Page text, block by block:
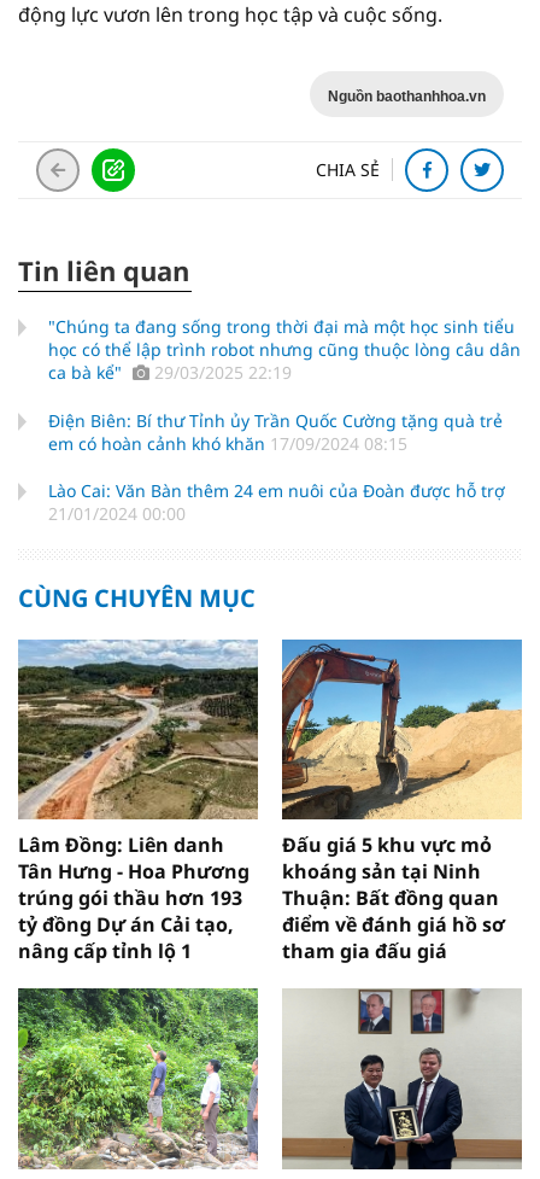
động lực vươn lên trong học tập và cuộc sống.
Nguồn baothanhhoa.vn
CHIA SẺ
Tin liên quan
"Chúng ta đang sống trong thời đại mà một học sinh tiểu
học có thể lập trình robot nhưng cũng thuộc lòng câu dân
ca bà kể"
29/03/2025 22:19
Điện Biên: Bí thư Tỉnh ủy Trần Quốc Cường tặng quà trẻ
em có hoàn cảnh khó khăn 17/09/2024 08:15
Lào Cai: Văn Bàn thêm 24 em nuôi của Đoàn được hỗ trợ
21/01/2024 00:00
CÙNG CHUYÊN MỤC
Lâm Đồng: Liên danh
Tân Hưng - Hoa Phương
trúng gói thầu hơn 193
tỷ đồng Dự án Cải tạo,
nâng cấp tỉnh lộ 1
Đấu giá 5 khu vực mỏ
khoáng sản tại Ninh
Thuận: Bất đồng quan
điểm về đánh giá hồ sơ
tham gia đấu giá